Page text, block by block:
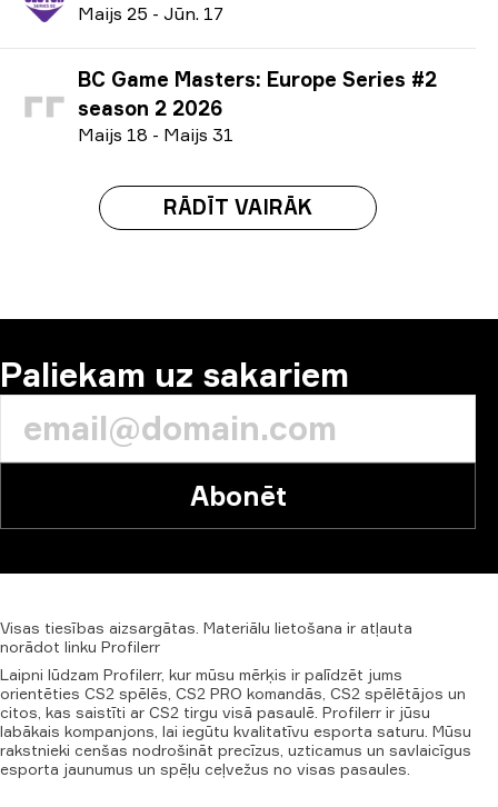
Maijs 25 - Jūn. 17
BC Game Masters: Europe Series #2
season 2 2026
Maijs 18 - Maijs 31
RĀDĪT VAIRĀK
Paliekam uz sakariem
Abonēt
Visas tiesības aizsargātas. Materiālu lietošana ir atļauta
norādot linku Profilerr
Laipni lūdzam Profilerr, kur mūsu mērķis ir palīdzēt jums
orientēties CS2 spēlēs, CS2 PRO komandās, CS2 spēlētājos un
citos, kas saistīti ar CS2 tirgu visā pasaulē. Profilerr ir jūsu
labākais kompanjons, lai iegūtu kvalitatīvu esporta saturu. Mūsu
rakstnieki cenšas nodrošināt precīzus, uzticamus un savlaicīgus
esporta jaunumus un spēļu ceļvežus no visas pasaules.